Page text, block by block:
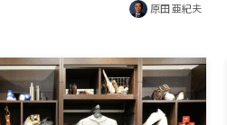
原田 亜紀夫